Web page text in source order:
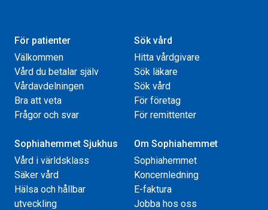
För patienter
Välkommen
Vård du betalar själv
Vårdavdelningen
Bra att veta
Frågor och svar
Sök vård
Hitta vårdgivare
Sök läkare
Sök vård
För företag
För remittenter
Sophiahemmet Sjukhus
Vård i världsklass
Säker vård
Hälsa och hållbar
utveckling
Om Sophiahemmet
Sophiahemmet
Koncernledning
E-faktura
Jobba hos oss